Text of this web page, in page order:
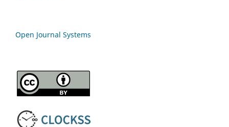
Open Journal Systems